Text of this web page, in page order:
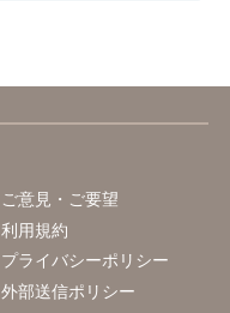
ご意見・ご要望
利用規約
プライバシーポリシー
外部送信ポリシー